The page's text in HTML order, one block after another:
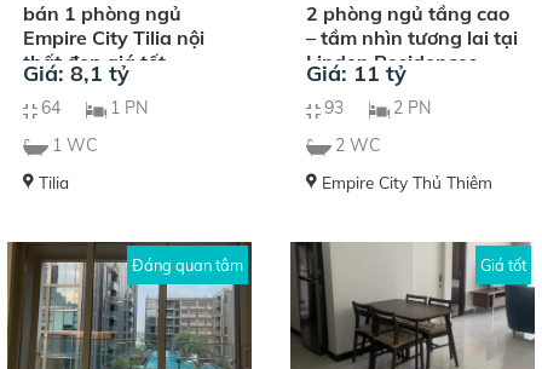
bán 1 phòng ngủ
Empire City Tilia nội
thất đẹp giá tốt
Giá: 8,1 tỷ
64
1 PN
1 WC
Tilia
2 phòng ngủ tầng cao
– tầm nhìn tương lai tại
Linden Residences
Giá: 11 tỷ
93
2 PN
2 WC
Empire City Thủ Thiêm
Đáng quan tâm Giá tốt